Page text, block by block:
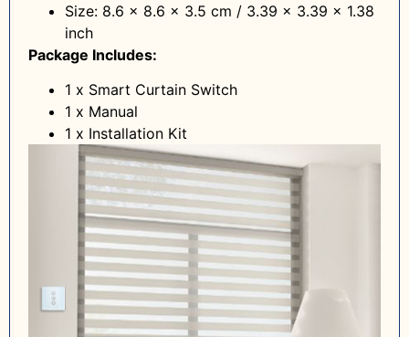
Size: 8.6 x 8.6 x 3.5 cm / 3.39 x 3.39 x 1.38
inch
Package Includes:
1 x Smart Curtain Switch
1 x Manual
1 x Installation Kit